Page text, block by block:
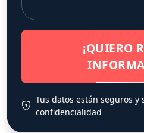
¡QUIERO
Tus datos están seguros y
confidencialidad